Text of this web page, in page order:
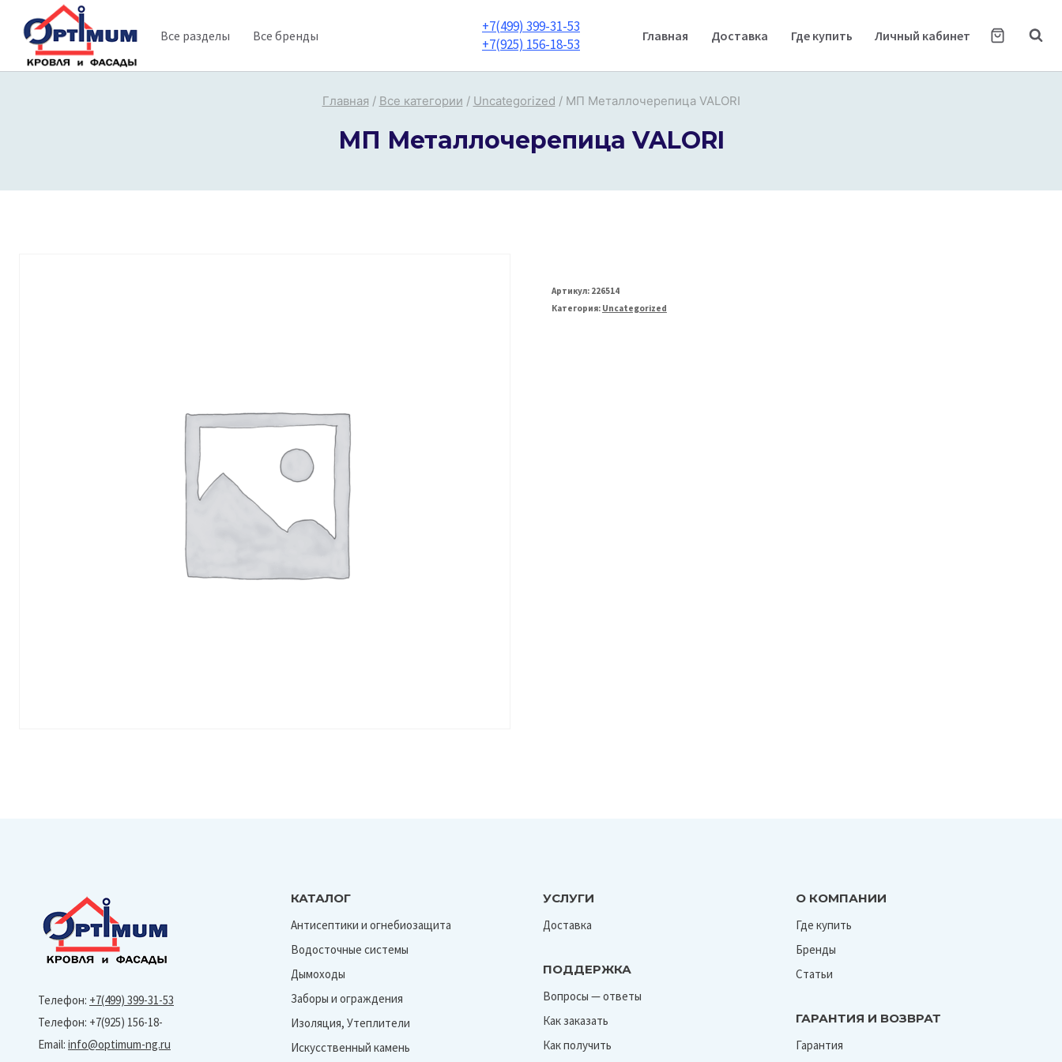
содержимому
Все разделы Все бренды
+7(499) 399-31-53
+7(925) 156-18-53
Главная Доставка Где купить Личный кабинет
Главная / Все категории / Uncategorized / МП Металлочерепица VALORI
МП Металлочерепица VALORI
Артикул: 226514
Категория: Uncategorized
Телефон: +7(499) 399-31-53
Телефон: +7(925) 156-18-
Email: info@optimum-ng.ru
КАТАЛОГ
Антисептики и огнебиозащита
Водосточные системы
Дымоходы
Заборы и ограждения
Изоляция, Утеплители
Искусственный камень
УСЛУГИ
Доставка
ПОДДЕРЖКА
Вопросы — ответы
Как заказать
Как получить
О КОМПАНИИ
Где купить
Бренды
Статьи
ГАРАНТИЯ И ВОЗВРАТ
Гарантия